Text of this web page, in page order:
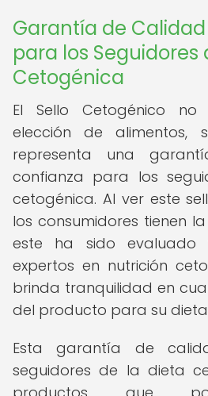
Garantía de
para los Seguidores
Cetogénica
El Sello Cetogénico
elección de alimentos,
representa una
confianza para los
cetogénica. Al ver este
los consumidores tienen
este ha sido
expertos en nutrición
brinda tranquilidad en
del producto para su
Esta garantía de
seguidores de la dieta